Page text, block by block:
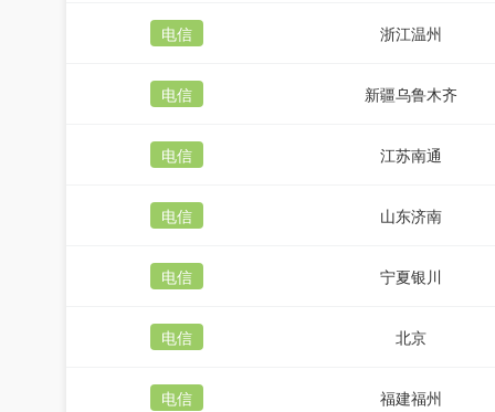
电信 浙江温州
电信 新疆乌鲁木齐
电信 江苏南通
电信 山东济南
电信 宁夏银川
电信 北京
电信 福建福州